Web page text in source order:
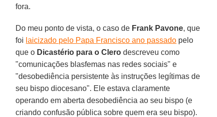
fora.
Do meu ponto de vista, o caso de Frank Pavone, que
foi laicizado pelo Papa Francisco ano passado pelo
que o Dicastério para o Clero descreveu como
"comunicações blasfemas nas redes sociais" e
"desobediência persistente às instruções legítimas de
seu bispo diocesano". Ele estava claramente
operando em aberta desobediência ao seu bispo (e
criando confusão pública sobre quem era seu bispo).